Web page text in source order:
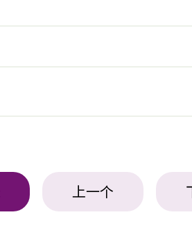
上一个